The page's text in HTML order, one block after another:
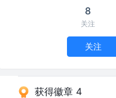
8
关注
关注
获得徽章 4